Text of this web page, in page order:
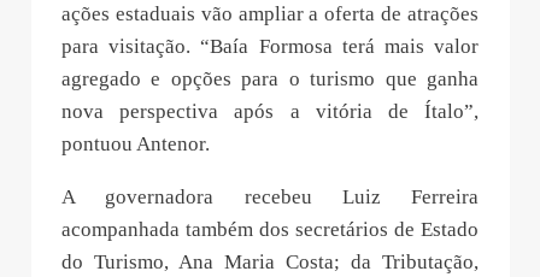
ações estaduais vão ampliar a oferta de atrações
para visitação. “Baía Formosa terá mais valor
agregado e opções para o turismo que ganha
nova perspectiva após a vitória de Ítalo”,
pontuou Antenor.
A governadora recebeu Luiz Ferreira
acompanhada também dos secretários de Estado
do Turismo, Ana Maria Costa; da Tributação,